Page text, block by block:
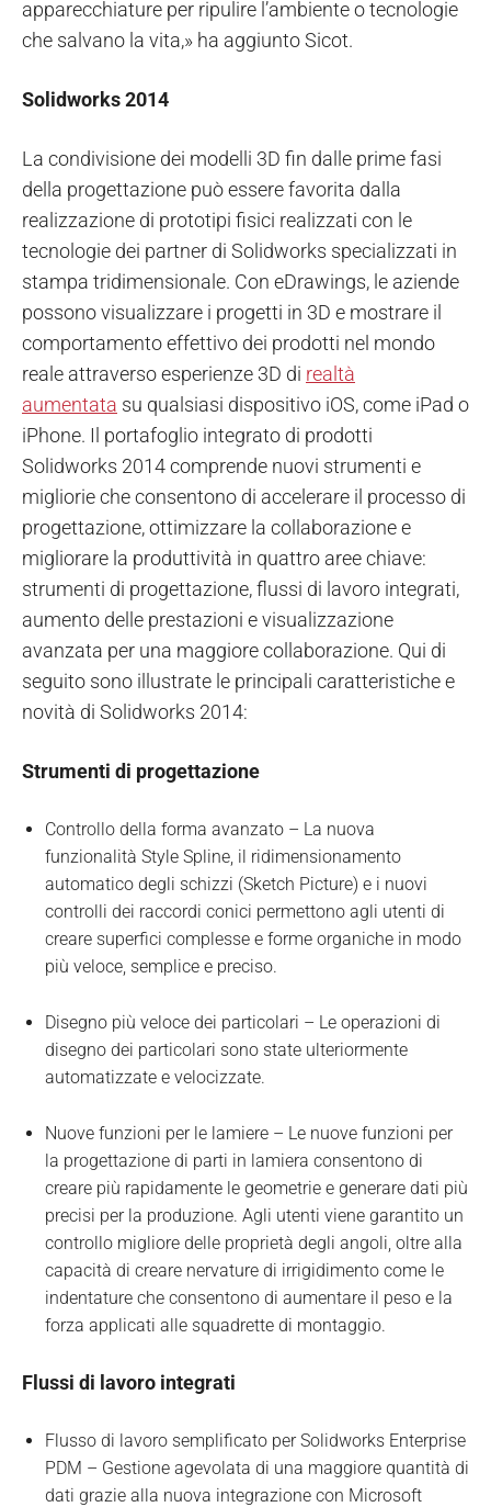
apparecchiature per ripulire l’ambiente o tecnologie
che salvano la vita,» ha aggiunto Sicot.
Solidworks 2014
La condivisione dei modelli 3D fin dalle prime fasi
della progettazione può essere favorita dalla
realizzazione di prototipi fisici realizzati con le
tecnologie dei partner di Solidworks specializzati in
stampa tridimensionale. Con eDrawings, le aziende
possono visualizzare i progetti in 3D e mostrare il
comportamento effettivo dei prodotti nel mondo
reale attraverso esperienze 3D di realtà
aumentata su qualsiasi dispositivo iOS, come iPad o
iPhone. Il portafoglio integrato di prodotti
Solidworks 2014 comprende nuovi strumenti e
migliorie che consentono di accelerare il processo di
progettazione, ottimizzare la collaborazione e
migliorare la produttività in quattro aree chiave:
strumenti di progettazione, flussi di lavoro integrati,
aumento delle prestazioni e visualizzazione
avanzata per una maggiore collaborazione. Qui di
seguito sono illustrate le principali caratteristiche e
novità di Solidworks 2014:
Strumenti di progettazione
Controllo della forma avanzato – La nuova
funzionalità Style Spline, il ridimensionamento
automatico degli schizzi (Sketch Picture) e i nuovi
controlli dei raccordi conici permettono agli utenti di
creare superfici complesse e forme organiche in modo
più veloce, semplice e preciso.
Disegno più veloce dei particolari – Le operazioni di
disegno dei particolari sono state ulteriormente
automatizzate e velocizzate.
Nuove funzioni per le lamiere – Le nuove funzioni per
la progettazione di parti in lamiera consentono di
creare più rapidamente le geometrie e generare dati più
precisi per la produzione. Agli utenti viene garantito un
controllo migliore delle proprietà degli angoli, oltre alla
capacità di creare nervature di irrigidimento come le
indentature che consentono di aumentare il peso e la
forza applicati alle squadrette di montaggio.
Flussi di lavoro integrati
Flusso di lavoro semplificato per Solidworks Enterprise
PDM – Gestione agevolata di una maggiore quantità di
dati grazie alla nuova integrazione con Microsoft